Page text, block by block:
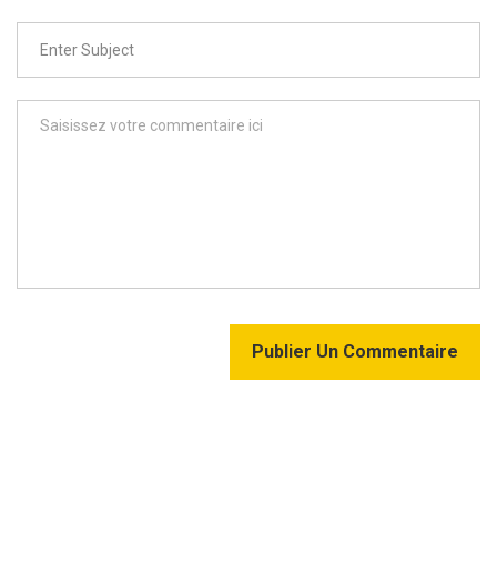
Publier Un Commentaire